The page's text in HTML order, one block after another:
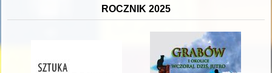
ROCZNIK 2025